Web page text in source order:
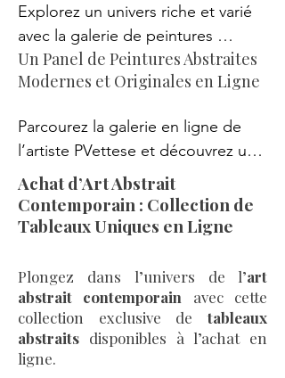
vibrante et une harmonie de
couleurs uniques. Réalisées avec
passion et maîtrise, ces œuvres
originales invitent à l’émotion, à la
interprétations infinies, apportant
une touche contemporaine à tout
intérieur.
Explorez un univers riche et varié
avec la galerie de peintures
abstraites en ligne de l’artiste
PVettese. Des créations florales
colorées et vibrantes, chaque
tableau abstrait reflète audace,
modernité et émotion. Qu’il
s’agisse d’œuvres contemporaines
lumineuses ou d’art
collection vous invite à découvrir la
diversité et la beauté de l’art
abstrait dans toute sa splendeur.
Un Panel de Peintures Abstraites
Modernes et Originales en Ligne
Parcourez la galerie en ligne de
l’artiste PVettese et découvrez un
éventail captivant de peintures
abstraites aux styles multiples. Des
créations florales délicates aux
chaque tableau incarne une
approche singulière de l’art
abstrait. Entre modernité
audacieuse et profondeur
expressionniste, ces œuvres
Achat d’Art Abstrait
Contemporain : Collection de
Tableaux Uniques en Ligne
Plongez dans l’univers de l’art
abstrait contemporain avec cette
collection exclusive detableaux
abstraits disponibles à l’achat en
ligne.